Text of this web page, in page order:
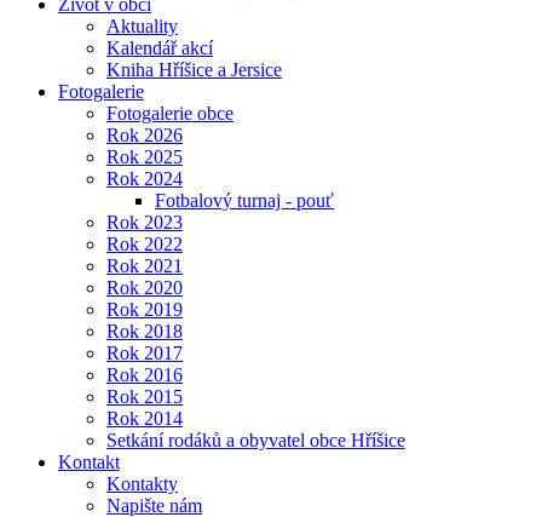
Život v obci
Aktuality
Kalendář akcí
Kniha Hříšice a Jersice
Fotogalerie
Fotogalerie obce
Rok 2026
Rok 2025
Rok 2024
Fotbalový turnaj - pouť
Rok 2023
Rok 2022
Rok 2021
Rok 2020
Rok 2019
Rok 2018
Rok 2017
Rok 2016
Rok 2015
Rok 2014
Setkání rodáků a obyvatel obce Hříšice
Kontakt
Kontakty
Napište nám